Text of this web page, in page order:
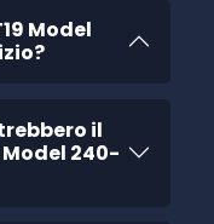
Model
il
240-